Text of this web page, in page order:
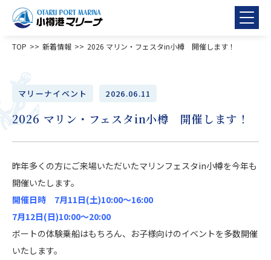
TOP 新着情報 2026 マリン・フェスタin小樽 開催します！
マリーナイベント 2026.06.11
2026 マリン・フェスタin小樽 開催します！
昨年多くの方にご来場いただいたマリンフェスタin小樽を今年も
開催いたします。
開催日時 7月11日(土)10:00～16:00
7月12日(日)10:00～20:00
ボートの体験乗船はもちろん、お子様向けのイベントを多数開催
いたします。